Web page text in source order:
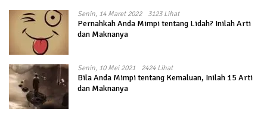
Senin, 14 Maret 2022 3123 Lihat
Pernahkah Anda Mimpi tentang Lidah? Inilah Arti
dan Maknanya
Senin, 10 Mei 2021 2424 Lihat
Bila Anda Mimpi tentang Kemaluan, Inilah 15 Arti
dan Maknanya